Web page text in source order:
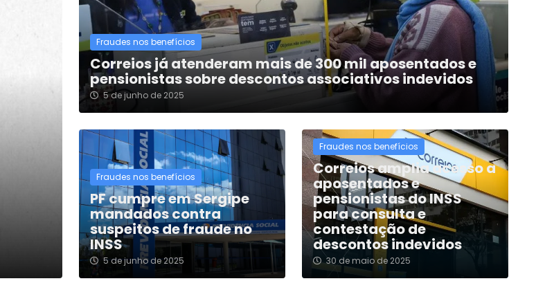
Fraudes nos benefícios
Correios já atenderam mais de 300 mil aposentados e
pensionistas sobre descontos associativos indevidos
5 de junho de 2025
Fraudes nos benefícios
PF cumpre em Sergipe
mandados contra
suspeitos de fraude no
INSS
5 de junho de 2025
Fraudes nos benefícios
Correios amplia acesso a
aposentados e
pensionistas do INSS
para consulta e
contestação de
descontos indevidos
30 de maio de 2025